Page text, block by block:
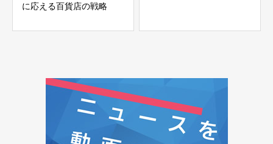
に応える百貨店の戦略